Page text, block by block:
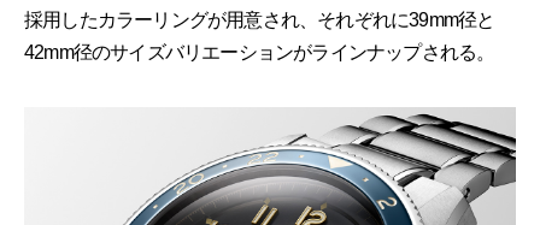
採用したカラーリングが用意され、それぞれに39mm径と
42mm径のサイズバリエーションがラインナップされる。